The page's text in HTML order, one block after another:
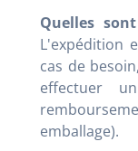
Quelles
L'expédition
cas de
effectuer
emballage).